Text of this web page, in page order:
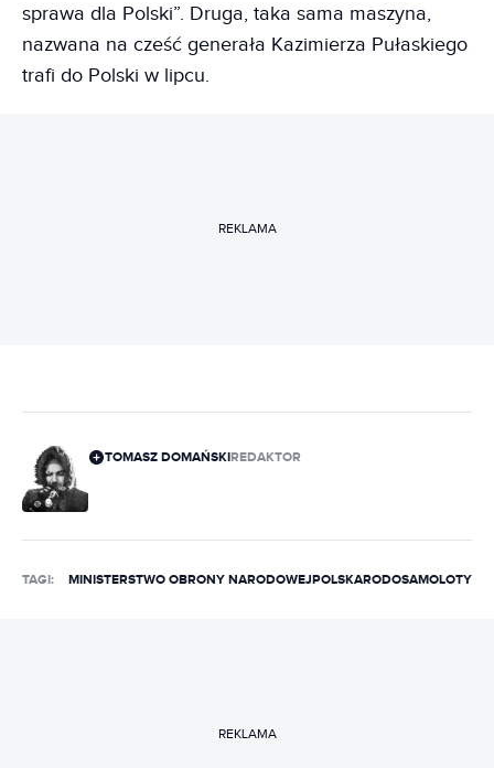
sprawa dla Polski”. Druga, taka sama maszyna,
nazwana na cześć generała Kazimierza Pułaskiego
trafi do Polski w lipcu.
REKLAMA
TOMASZ DOMAŃSKIREDAKTOR
TAGI: MINISTERSTWO OBRONY NARODOWEJPOLSKARODOSAMOLOTY
REKLAMA